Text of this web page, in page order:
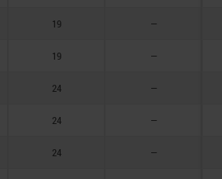
19 —
19 —
24 —
24 —
24 —